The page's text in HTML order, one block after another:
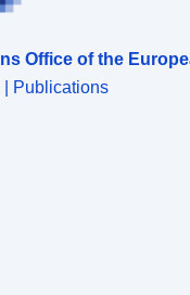
Office of the
| Publications